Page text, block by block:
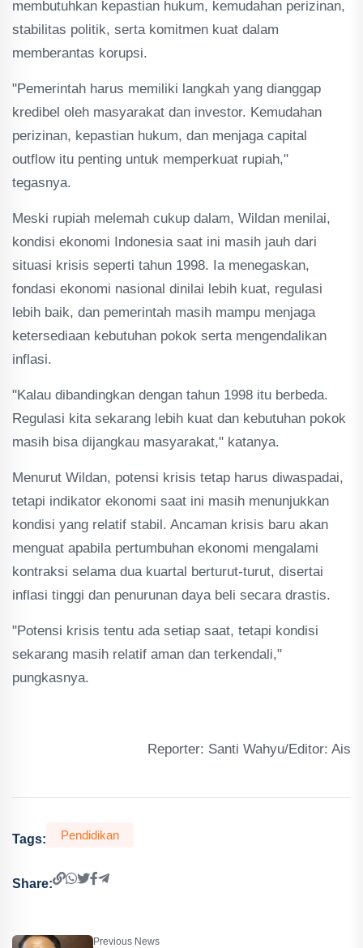
membutuhkan kepastian hukum, kemudahan perizinan,
stabilitas politik, serta komitmen kuat dalam
memberantas korupsi.
"Pemerintah harus memiliki langkah yang dianggap
kredibel oleh masyarakat dan investor. Kemudahan
perizinan, kepastian hukum, dan menjaga capital
outflow itu penting untuk memperkuat rupiah,"
tegasnya.
Meski rupiah melemah cukup dalam, Wildan menilai,
kondisi ekonomi Indonesia saat ini masih jauh dari
situasi krisis seperti tahun 1998. Ia menegaskan,
fondasi ekonomi nasional dinilai lebih kuat, regulasi
lebih baik, dan pemerintah masih mampu menjaga
ketersediaan kebutuhan pokok serta mengendalikan
inflasi.
"Kalau dibandingkan dengan tahun 1998 itu berbeda.
Regulasi kita sekarang lebih kuat dan kebutuhan pokok
masih bisa dijangkau masyarakat," katanya.
Menurut Wildan, potensi krisis tetap harus diwaspadai,
tetapi indikator ekonomi saat ini masih menunjukkan
kondisi yang relatif stabil. Ancaman krisis baru akan
menguat apabila pertumbuhan ekonomi mengalami
kontraksi selama dua kuartal berturut-turut, disertai
inflasi tinggi dan penurunan daya beli secara drastis.
"Potensi krisis tentu ada setiap saat, tetapi kondisi
sekarang masih relatif aman dan terkendali,"
pungkasnya.
Reporter: Santi Wahyu/Editor: Ais
Tags: Pendidikan
Share:
Previous News